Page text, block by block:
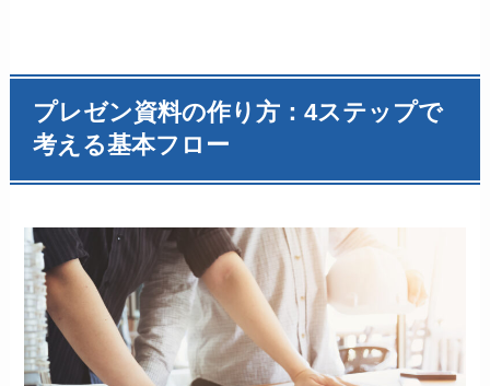
プレゼン資料の作り方：4ステップで
考える基本フロー